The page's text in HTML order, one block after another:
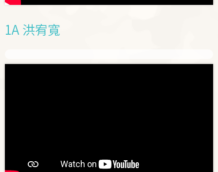
1A 洪宥寬